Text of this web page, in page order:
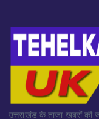
उत्तराखंड के ताजा खबरों की